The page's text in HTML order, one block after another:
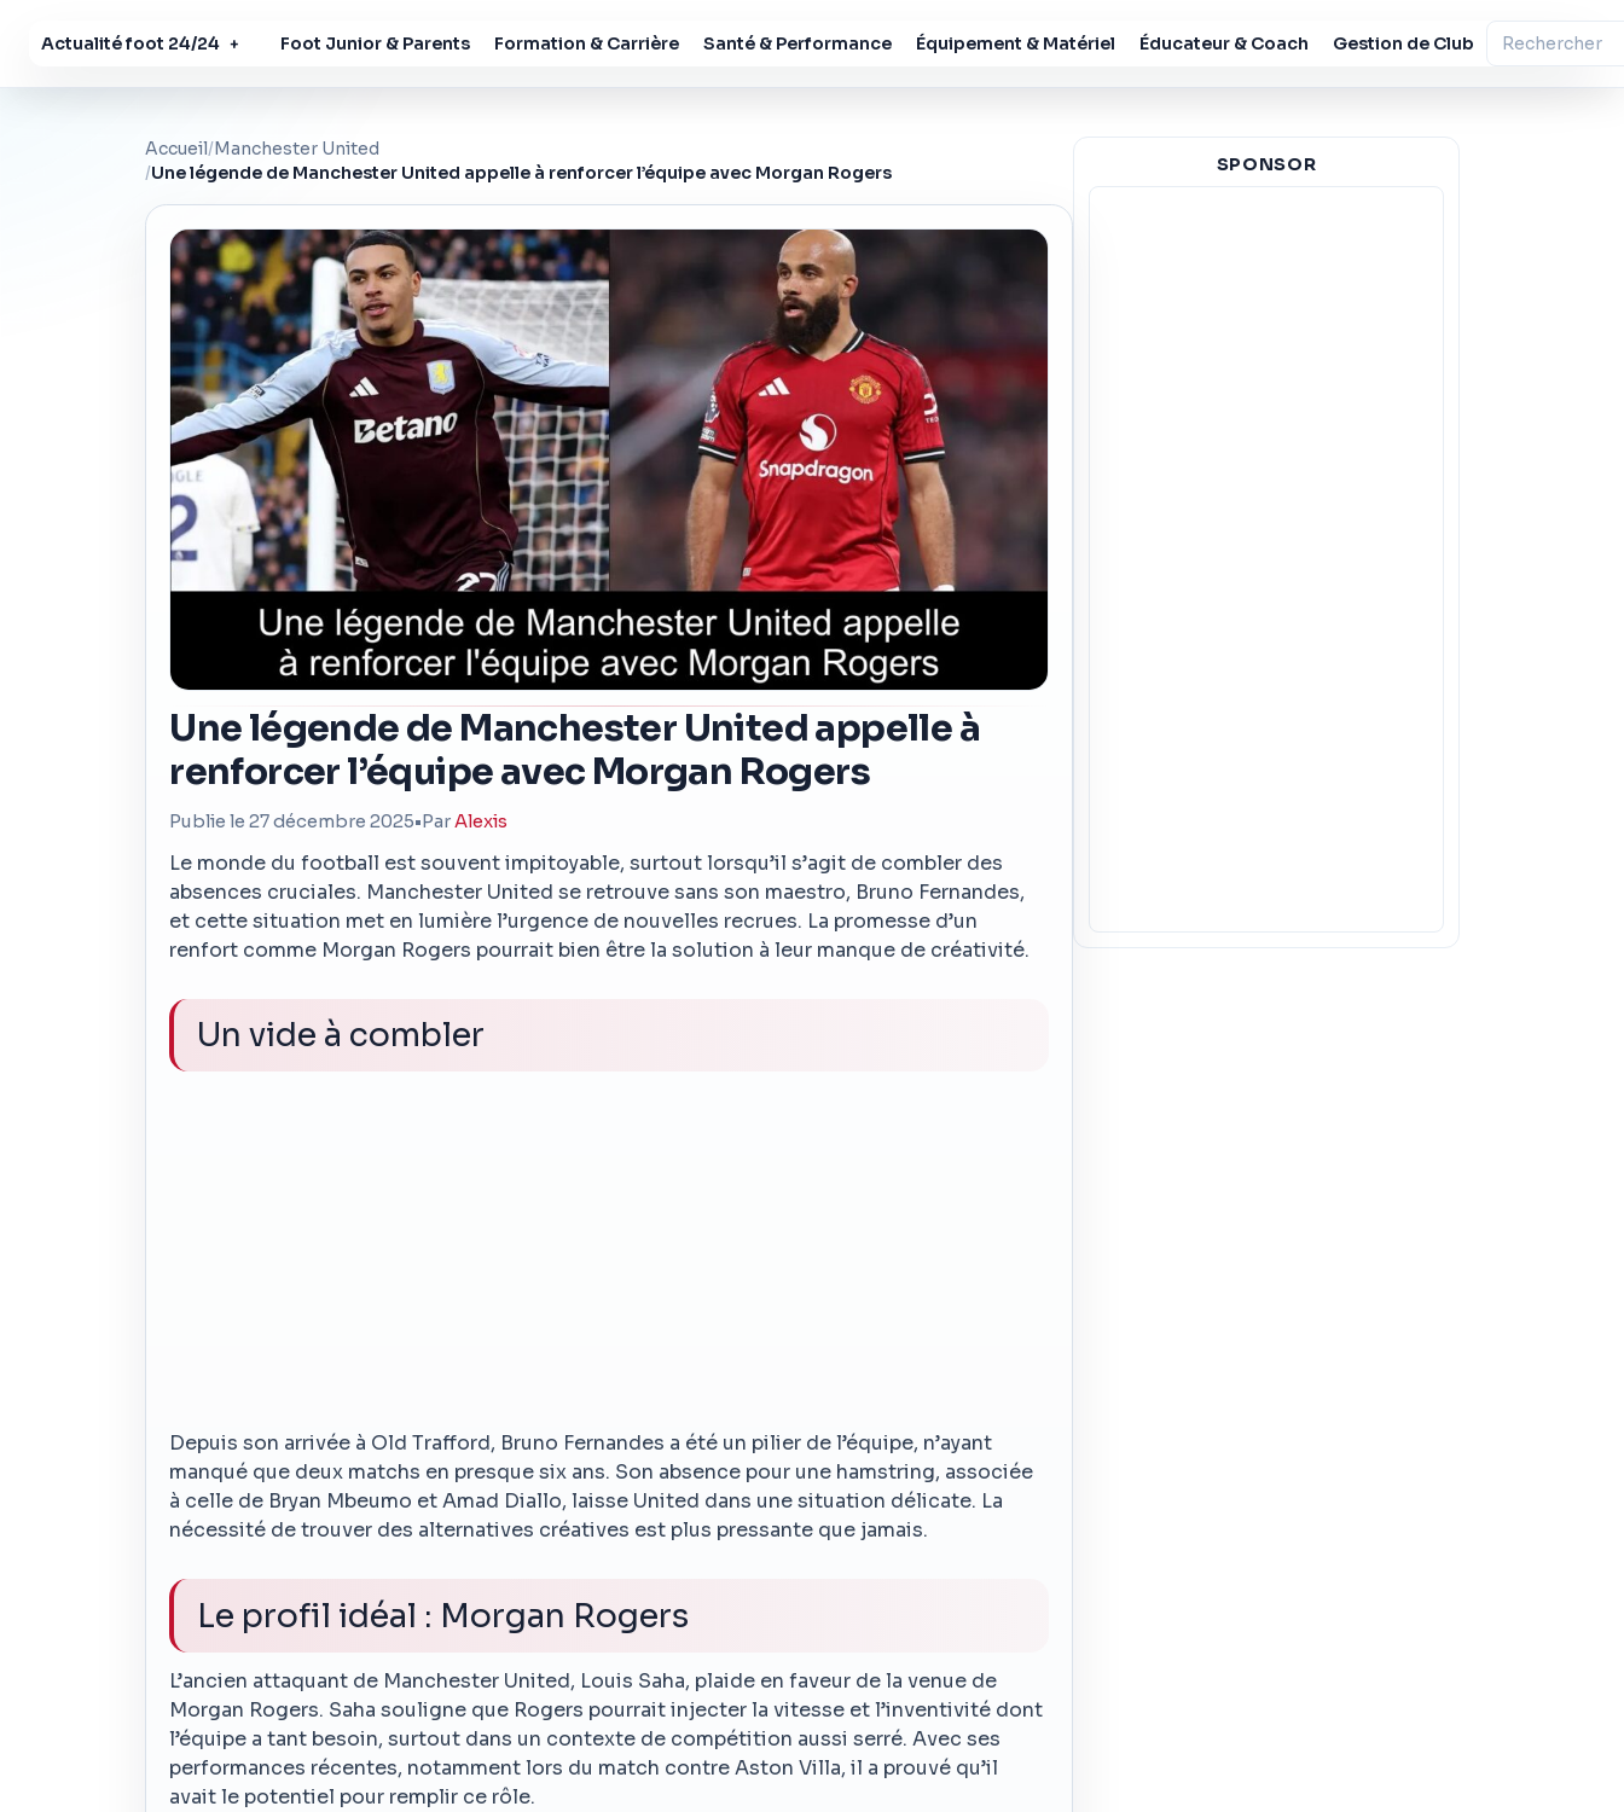
Actualité foot 24/24 + Foot Junior & Parents Formation & Carrière Santé & Performance Équipement & Matériel Éducateur & Coach Gestion de Club
Accueil/Manchester United
/Une légende de Manchester United appelle à renforcer l’équipe avec Morgan Rogers
Une légende de Manchester United appelle à
renforcer l’équipe avec Morgan Rogers
Publie le 27 décembre 2025•ParAlexis
Le monde du football est souvent impitoyable, surtout lorsqu’il s’agit de combler des
absences cruciales. Manchester United se retrouve sans son maestro, Bruno Fernandes,
et cette situation met en lumière l’urgence de nouvelles recrues. La promesse d’un
renfort comme Morgan Rogers pourrait bien être la solution à leur manque de créativité.
Un vide à combler
Depuis son arrivée à Old Trafford, Bruno Fernandes a été un pilier de l’équipe, n’ayant
manqué que deux matchs en presque six ans. Son absence pour une hamstring, associée
à celle de Bryan Mbeumo et Amad Diallo, laisse United dans une situation délicate. La
nécessité de trouver des alternatives créatives est plus pressante que jamais.
Le profil idéal : Morgan Rogers
L’ancien attaquant de Manchester United, Louis Saha, plaide en faveur de la venue de
Morgan Rogers. Saha souligne que Rogers pourrait injecter la vitesse et l’inventivité dont
l’équipe a tant besoin, surtout dans un contexte de compétition aussi serré. Avec ses
performances récentes, notamment lors du match contre Aston Villa, il a prouvé qu’il
avait le potentiel pour remplir ce rôle.
SPONSOR